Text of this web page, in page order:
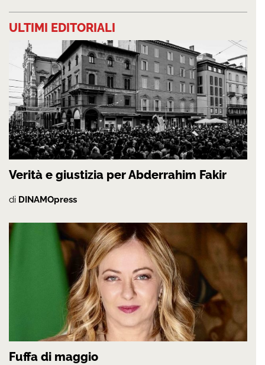
ULTIMI EDITORIALI
Verità e giustizia per Abderrahim Fakir
di DINAMOpress
Fuffa di maggio